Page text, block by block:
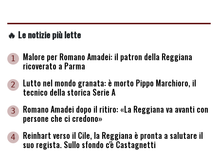
🔥 Le notizie più lette
1 Malore per Romano Amadei: il patron della Reggiana
ricoverato a Parma
2 Lutto nel mondo granata: è morto Pippo Marchioro, il
tecnico della storica Serie A
3 Romano Amadei dopo il ritiro: «La Reggiana va avanti con
persone che ci credono»
4 Reinhart verso il Cile, la Reggiana è pronta a salutare il
suo regista. Sullo sfondo c'è Castagnetti